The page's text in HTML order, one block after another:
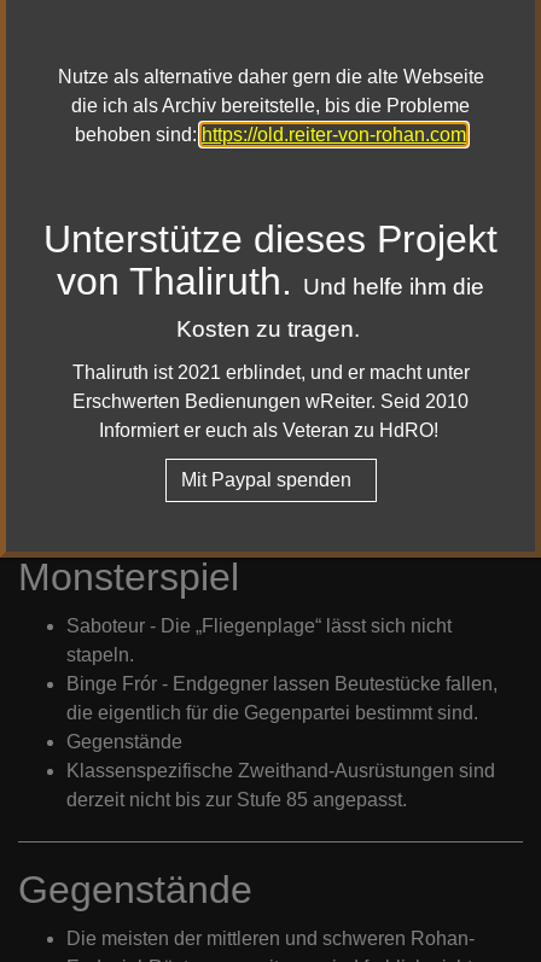
obwohl sie einsatzbereit oder nutzbar sind.
Jäger
Schaden-über-Zeit des „Stachelpfeils“ keinen
Schaden verursachen.
Wenn die vier Eigenschaften des „Schützers des
Gesangs“ Schnellzugriffsfeldern zugewiesen sind
und der Spieler verfällt in die „Kriegsrede“, wird die
„Hymne des Dritten Zeitalters“ nicht zur „Hymne des
Dritten Zeitalters (Kriegsrede)“.
Monsterspiel
Saboteur - Die „Fliegenplage“ lässt sich nicht
stapeln.
Binge Frór - Endgegner lassen Beutestücke fallen,
die eigentlich für die Gegenpartei bestimmt sind.
Gegenstände
Klassenspezifische Zweithand-Ausrüstungen sind
derzeit nicht bis zur Stufe 85 angepasst.
Gegenstände
Die meisten der mittleren und schweren Rohan-
Nutze als alternative daher gern die alte Webseite
die ich als Archiv bereitstelle, bis die Probleme
behoben sind: https://old.reiter-von-rohan.com
Unterstütze dieses Projekt
von Thaliruth.
Und helfe ihm die
Kosten zu tragen.
Thaliruth ist 2021 erblindet, und er macht unter
Erschwerten Bedienungen wReiter. Seid 2010
Informiert er euch als Veteran zu HdRO!
Mit Paypal spenden